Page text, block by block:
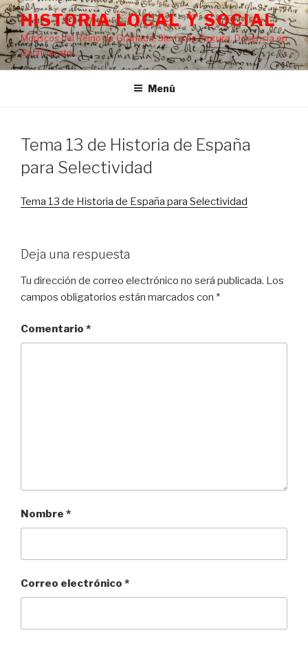
Saltar
al
contenido
HISTORIA LOCAL Y SOCIAL
Moriscos del Reino de Granada, Sierra de Segura, Docencia en
Bachillerato…
Menú
Tema 13 de Historia de España
para Selectividad
Tema 13 de Historia de España para Selectividad
Deja una respuesta
Tu dirección de correo electrónico no será publicada. Los
campos obligatorios están marcados con *
Comentario *
Nombre *
Correo electrónico *